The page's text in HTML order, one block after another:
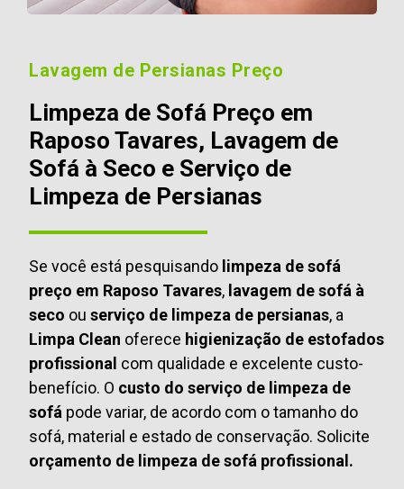
Lavagem de Persianas Preço
Limpeza de Sofá Preço em
Raposo Tavares, Lavagem de
Sofá à Seco e Serviço de
Limpeza de Persianas
Se você está pesquisando limpeza de sofá
preço em Raposo Tavares, lavagem de sofá à
seco ou serviço de limpeza de persianas, a
Limpa Clean oferece higienização de estofados
profissional com qualidade e excelente custo-
benefício. O custo do serviço de limpeza de
sofá pode variar, de acordo com o tamanho do
sofá, material e estado de conservação. Solicite
orçamento de limpeza de sofá profissional.